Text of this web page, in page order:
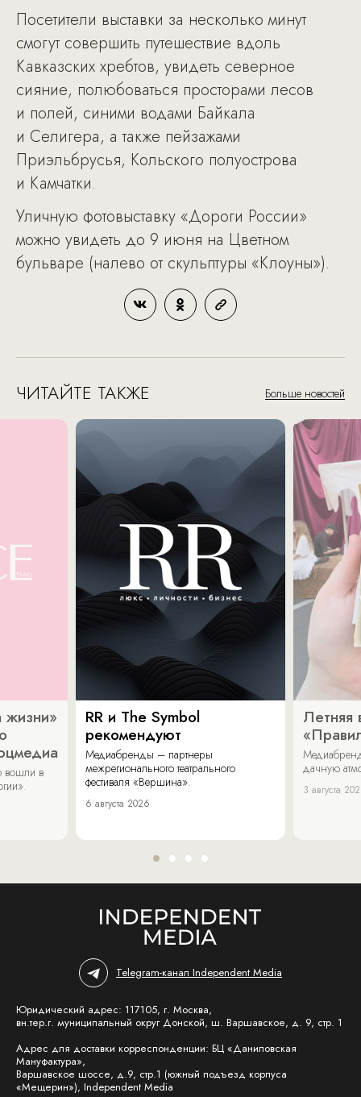
Посетители выставки за несколько минут
смогут совершить путешествие вдоль
Кавказских хребтов, увидеть северное
сияние, полюбоваться просторами лесов
и полей, синими водами Байкала
и Селигера, а также пейзажами
Приэльбрусья, Кольского полуострова
и Камчатки.
Уличную фотовыставку «Дороги России»
можно увидеть до 9 июня на Цветном
бульваре (налево от скульптуры «Клоуны»).
ЧИТАЙТЕ ТАКЖЕ Больше новостей
жизни»
вошли в
RR и The Symbol
рекомендуют
Медиабренды – партнеры
межрегионального театрального
фестиваля «Вершина».
6 августа 2026
Летняя
дачную
3 августа
Telegram-канал Independent Media
Юридический адрес: 117105, г. Москва,
вн.тер.г. муниципальный округ Донской, ш. Варшавское, д. 9, стр. 1
Адрес для доставки корреспонденции: БЦ «Даниловская
Мануфактура»,
Варшавское шоссе, д.9, стр.1 (южный подъезд корпуса
«Мещерин»), Independent Media